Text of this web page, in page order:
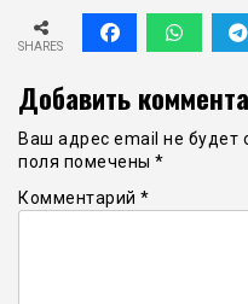
SHARES
Добавить
Ваш адрес email не будет
поля помечены *
Комментарий *